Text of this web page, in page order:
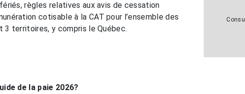
fériés, règles relatives aux avis de cessation
cotisable à la CAT pour l’ensemble des
3 territoires, y compris le Québec.
de la paie 2026?